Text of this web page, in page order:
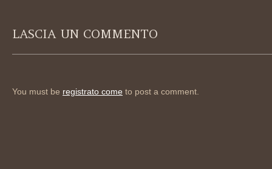
LASCIA UN COMMENTO
You must be registrato come to post a comment.